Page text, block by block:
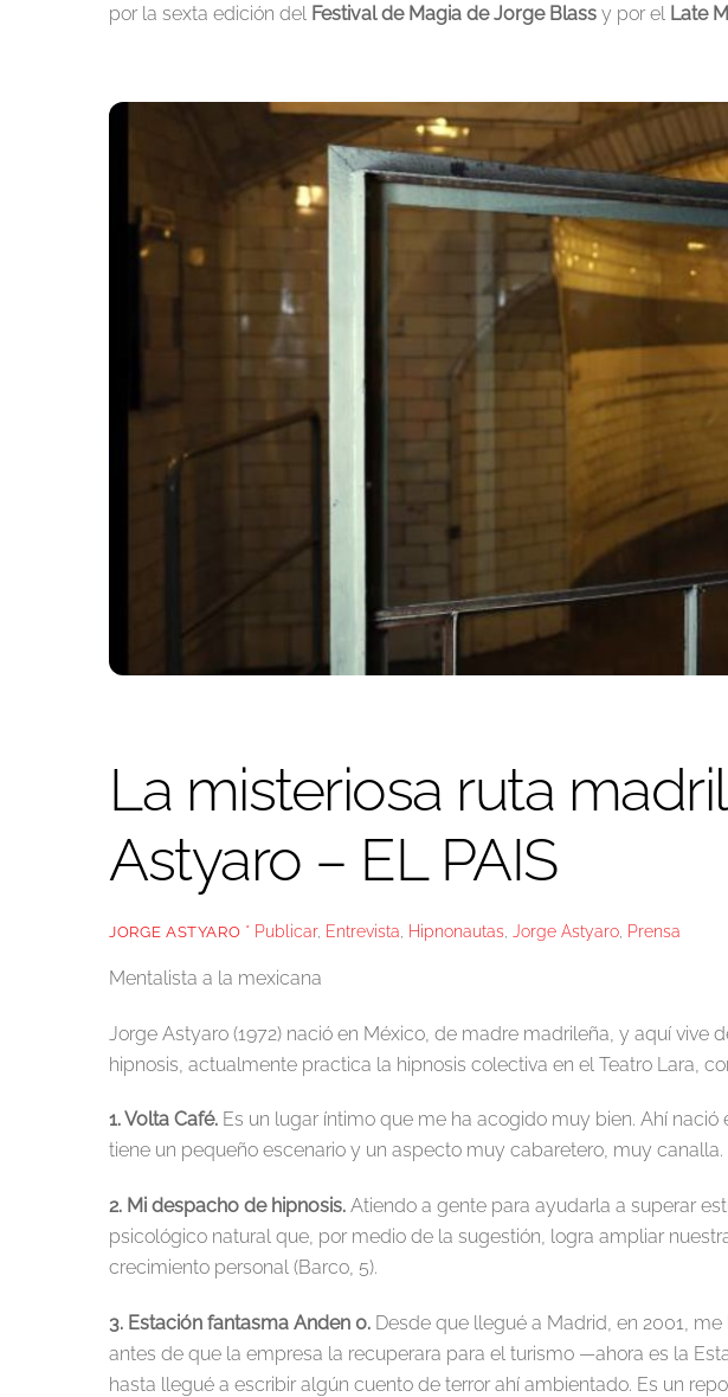
por la sexta edición del Festival de Magia de Jorge Blass y por el Late
La misteriosa ruta
Astyaro – EL PAIS
JORGE ASTYARO * Publicar, Entrevista, Hipnonautas,Jorge Astyaro, Prensa
Mentalista a la mexicana
Jorge Astyaro (1972) nació en México, de madre madrileña, y aquí
hipnosis, actualmente practica la hipnosis colectiva en el Teatro Lara,
1. Volta Café. Es un lugar íntimo que me ha acogido muy bien. Ahí
tiene un pequeño escenario y un aspecto muy cabaretero, muy
2. Mi despacho de hipnosis. Atiendo a gente para ayudarla a superar
psicológico natural que, por medio de la sugestión, logra ampliar
crecimiento personal (Barco, 5).
3. Estación fantasma Anden 0. Desde que llegué a Madrid, en 2001,
antes de que la empresa la recuperara para el turismo —ahora es la
hasta llegué a escribir algún cuento de terror ahí ambientado. Es un